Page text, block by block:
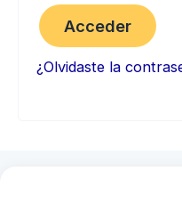
Acceder
¿Olvidaste la